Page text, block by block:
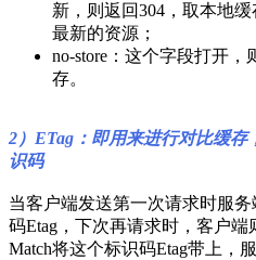
新，则返回304，取本地
最新的资源；
no-store：这个字段打开
存。
2）ETag：即用来进行对比缓
识码
当客户端发送第一次请求时服
码Etag，下次再请求时，客户端
Match将这个标识码Etag带上，